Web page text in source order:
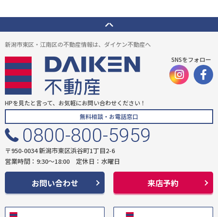
新潟市東区・江南区の不動産情報は、ダイケン不動産へ
SNSをフォロー
HPを見たと言って、お気軽にお問い合わせください！
無料相談・お電話窓口
0800-800-5959
〒950-0034 新潟市東区浜谷町1丁目2-6
営業時間：9:30〜18:00 定休日：水曜日
お問い合わせ 来店予約